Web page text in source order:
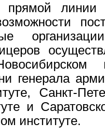
линии
генерала
Санкт-
и
институте.